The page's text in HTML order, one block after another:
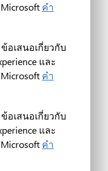
คำ
อเสนอเกี่ยวกับ
และ
คำ
อเสนอเกี่ยวกับ
และ
คำ